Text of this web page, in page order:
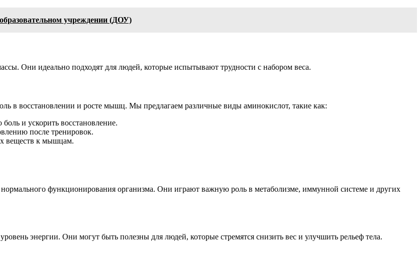
учреждении (ДОУ)
Они идеально подходят для людей, которые испытывают трудности с набором веса.
в восстановлении и росте мышц. Мы предлагаем различные виды аминокислот, такие как:
и ускорить восстановление.
после тренировок.
веществ к мышцам.
функционирования организма. Они играют важную роль в метаболизме, иммунной системе и других
энергии. Они могут быть полезны для людей, которые стремятся снизить вес и улучшить рельеф тела.